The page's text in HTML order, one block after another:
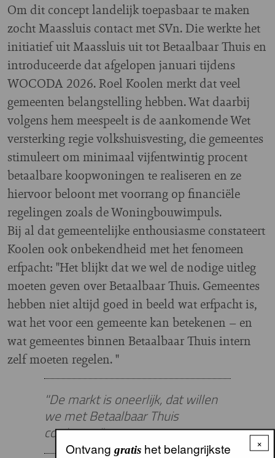
Om dit concept landelijk toepasbaar te maken
zocht Maassluis contact met SVn. Die werkte het
initiatief uit Maassluis uit tot Betaalbaar Thuis en
introduceerde dat afgelopen januari tijdens
WOCODA 2026. Roel Koolen merkt dat veel
gemeenten belangstelling hebben. Wat daarbij
volgens hem meespeelt is de aankomende Wet
versterking regie volkshuisvesting, die gemeentes
stimuleert om minimaal vijfentwintig procent
betaalbare koopwoningen te realiseren en ze
hiervoor beloont met voorrang op financiële
regelingen zoals de Woningbouwimpuls.
Bij al dat gemeentelijke enthousiasme constateert
Koolen ook onbekendheid met het fenomeen
erfpacht: "Het blijkt dat we wel de nodige uitleg
moeten geven over Betaalbaar Thuis. Gemeentes
hebben niet altijd goed in beeld wat erfpacht is,
wat het voor een gemeente kan betekenen – en
wat gemeentes binnen Betaalbaar Thuis intern
zelf moeten regelen. "
"De markt is oneerlijk, dat willen
we met Betaalbaar Thuis
corrigeren"
×
Ontvang gratishet belangrijkste